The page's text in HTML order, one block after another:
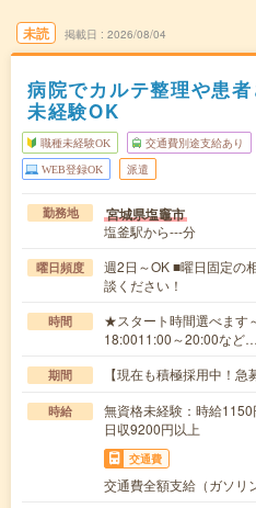
未読 掲載日 2026/08/04
病院でカルテ整理や患
未経験OK
職種未経験OK 交通費別途支給あり
WEB登録OK 派遣
勤務地 宮城県塩竈市
塩釜駅から---分
曜日頻度
週2日～OK ■曜日固定の
談ください！
時間
★スタート時間選べます
18:0011:00～20:00など…
期間 【現在も積極採用中！急
時給
無資格未経験：時給
日収9200円以上
交通費
交通費全額支給（ガソリ